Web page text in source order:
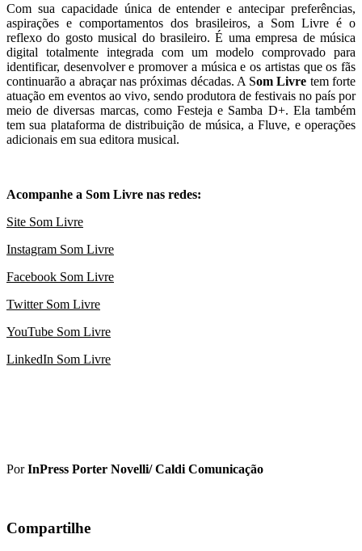
Com sua capacidade única de entender e antecipar preferências,
aspirações e comportamentos dos brasileiros, a Som Livre é o
reflexo do gosto musical do brasileiro. É uma empresa de música
digital totalmente integrada com um modelo comprovado para
identificar, desenvolver e promover a música e os artistas que os fãs
continuarão a abraçar nas próximas décadas. A Som Livre tem forte
atuação em eventos ao vivo, sendo produtora de festivais no país por
meio de diversas marcas, como Festeja e Samba D+. Ela também
tem sua plataforma de distribuição de música, a Fluve, e operações
adicionais em sua editora musical.
Acompanhe a Som Livre nas redes:
Site Som Livre
Instagram Som Livre
Facebook Som Livre
Twitter Som Livre
YouTube Som Livre
LinkedIn Som Livre
PorInPress Porter Novelli/ Caldi Comunicação
Compartilhe